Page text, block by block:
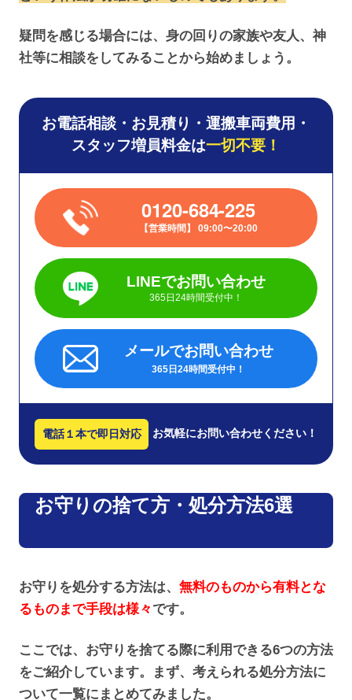
疑問を感じる場合には、身の回りの家族や友人、神
社等に相談をしてみることから始めましょう。
お電話相談・お見積り・運搬車両費用・
スタッフ増員料金は一切不要！
0120-684-225
営業時間 09:00〜20:00
LINEでお問い合わせ
365日24時間受付中！
メールでお問い合わせ
365日24時間受付中！
電話１本で即日対応 お気軽にお問い合わせください！
お守りの捨て方・処分方法6選
お守りを処分する方法は、 無料のものから有料とな
るものまで手段は様々です。
ここでは、お守りを捨てる際に利用できる6つの方法
をご紹介しています。まず、考えられる処分方法に
ついて一覧にまとめてみました。